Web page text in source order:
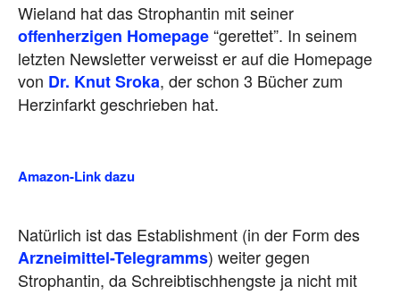
Wieland hat das Strophantin mit seiner
offenherzigen Homepage“gerettet”. In seinem
letzten Newsletter verweisst er auf die Homepage
von Dr. Knut Sroka, der schon 3 Bücher zum
Herzinfarkt geschrieben hat.
Amazon-Link dazu
Natürlich ist das Establishment (in der Form des
Arzneimittel-Telegramms) weiter gegen
Strophantin, da Schreibtischhengste ja nicht mit